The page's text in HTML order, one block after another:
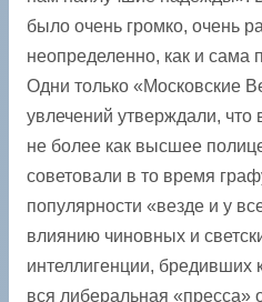
было очень громко, очень
неопределенно, как и сама
Одни только «Московские
увлечений утверждали, что
не более как высшее
советовали в то время
популярности «везде и у
влиянию чиновных и
интеллигенции, бредивших
вся либеральная «пресса»